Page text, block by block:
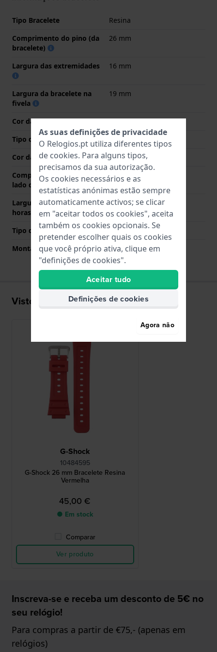
Tipo Bracelete
Resina
Comprimento do pino (da
bracelete)
26 mm
Largura das extremidades 16 mm
Largura da bracelete na
fivela
19 mm
Cor da bracelete
Encarnado
Tipo de Fecho
Fecho
Cor da fivela
Prata
Comprimento de banda no
lado das 12 horas
70 mm
Largura de banda lado 6
horas (mm)
125 mm
Tipo de montagem
Pinos de pressão
Montagem Reta
Não
Visto recentemente
G-Shock
10484595
G-Shock 26 mm Bracelete Resina
Vermelha
45,00 €
● Em stock
Comparar
Ver produto
Inscreva-se e receba um desconto de 5€ no
seu relógio!
Para compras a partir de €75,- (apenas em
relógios)
As suas definições de privacidade
O Relogios.pt utiliza diferentes tipos
de cookies. Para alguns tipos,
precisamos da sua autorização.
Os cookies necessários e as
estatísticas anónimas estão sempre
automaticamente activos; se clicar
em "aceitar todos os cookies", aceita
também os cookies opcionais. Se
pretender escolher quais os cookies
que você próprio ativa, clique em
"definições de cookies".
Aceitar tudo
Definições de cookies
Agora não